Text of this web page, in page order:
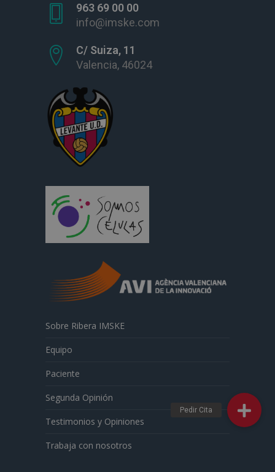
963 69 00 00
info@imske.com
C/ Suiza, 11
Valencia, 46024
Sobre Ribera IMSKE
Equipo
Paciente
Segunda Opinión
Testimonios y Opiniones
Trabaja con nosotros